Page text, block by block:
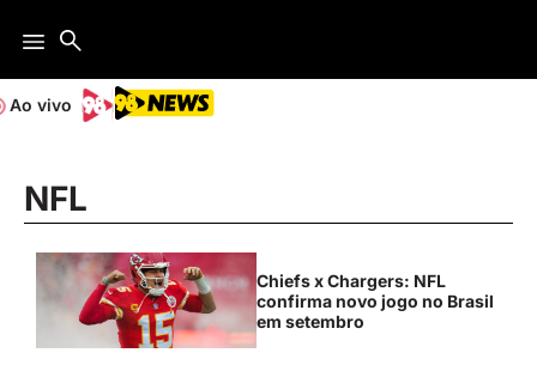
Ao vivo
NFL
Chiefs x Chargers: NFL
confirma novo jogo no Brasil
em setembro